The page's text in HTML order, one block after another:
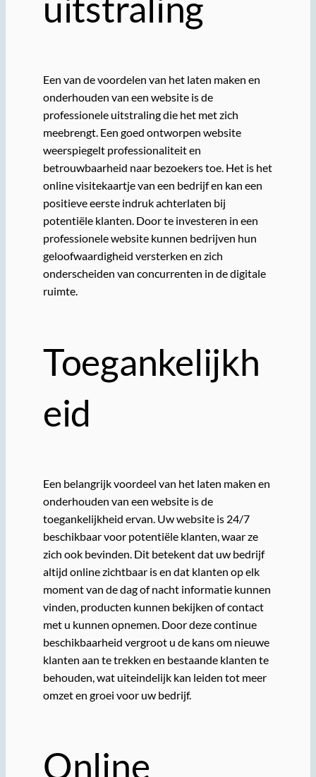
Een van de voordelen van het laten maken en
onderhouden van een website is de
professionele uitstraling die het met zich
meebrengt. Een goed ontworpen website
weerspiegelt professionaliteit en
betrouwbaarheid naar bezoekers toe. Het is het
online visitekaartje van een bedrijf en kan een
positieve eerste indruk achterlaten bij
potentiële klanten. Door te investeren in een
professionele website kunnen bedrijven hun
geloofwaardigheid versterken en zich
onderscheiden van concurrenten in de digitale
ruimte.
Toegankelijkh
eid
Een belangrijk voordeel van het laten maken en
onderhouden van een website is de
toegankelijkheid ervan. Uw website is 24/7
beschikbaar voor potentiële klanten, waar ze
zich ook bevinden. Dit betekent dat uw bedrijf
altijd online zichtbaar is en dat klanten op elk
moment van de dag of nacht informatie kunnen
vinden, producten kunnen bekijken of contact
met u kunnen opnemen. Door deze continue
beschikbaarheid vergroot u de kans om nieuwe
klanten aan te trekken en bestaande klanten te
behouden, wat uiteindelijk kan leiden tot meer
omzet en groei voor uw bedrijf.
Online